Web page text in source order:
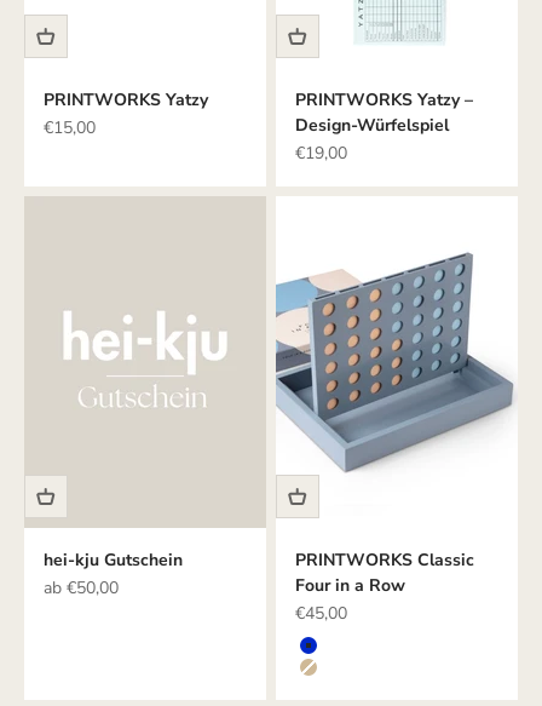
PRINTWORKS Yatzy
Angebot
€15,00
PRINTWORKS Yatzy –
Design-Würfelspiel
Angebot
€19,00
hei-kju Gutschein
Angebot
ab €50,00
PRINTWORKS Classic
Four in a Row
Angebot
€45,00
Farbe
BLAU
BEIGE